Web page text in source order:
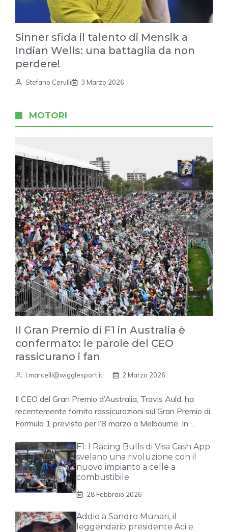
Sinner sfida il talento di Mensik a
Indian Wells: una battaglia da non
perdere!
Stefano Cerulli 3 Marzo 2026
MOTORI
Il Gran Premio di F1 in Australia è
confermato: le parole del CEO
rassicurano i fan
l.marcelli@wigglesport.it 2 Marzo 2026
Il CEO del Gran Premio d’Australia, Travis Auld, ha
recentemente fornito rassicurazioni sul Gran Premio di
Formula 1 previsto per l’8 marzo a Melbourne. In …
F1: I Racing Bulls di Visa Cash App
svelano una rivoluzione con il
nuovo impianto a celle a
combustibile
28 Febbraio 2026
Addio a Sandro Munari, il
leggendario presidente Aci e